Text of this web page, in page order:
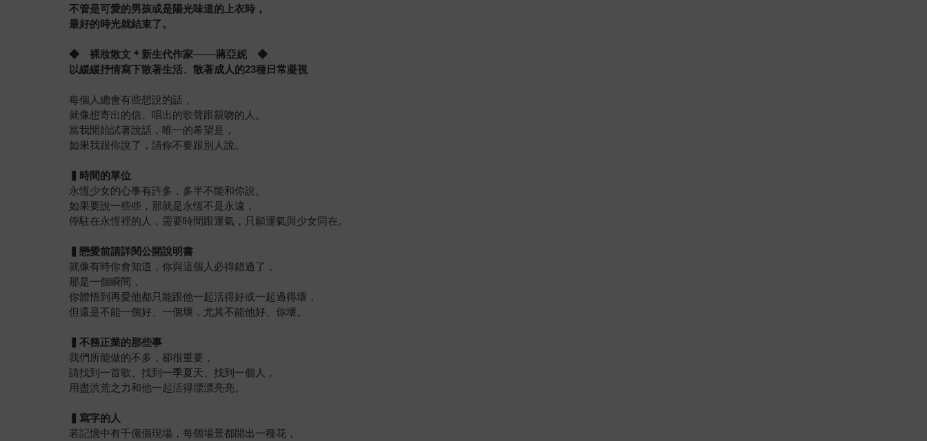
不管是可愛的男孩或是陽光味道的上衣時，
最好的時光就結束了。
◆ 裸妝散文＊新生代作家───蔣亞妮 ◆
以緩緩抒情寫下散著生活、散著成人的23種日常凝視
每個人總會有些想說的話，
就像想寄出的信、唱出的歌聲跟親吻的人。
當我開始試著說話，唯一的希望是，
如果我跟你說了，請你不要跟別人說。
▍時間的單位
永恆少女的心事有許多，多半不能和你說。
如果要說一些些，那就是永恆不是永遠，
停駐在永恆裡的人，需要時間跟運氣，只願運氣與少女同在。
▍戀愛前請詳閱公開說明書
就像有時你會知道，你與這個人必得錯過了，
那是一個瞬間，
你體悟到再愛他都只能跟他一起活得好或一起過得壞，
但還是不能一個好、一個壞，尤其不能他好、你壞。
▍不務正業的那些事
我們所能做的不多，卻很重要，
請找到一首歌、找到一季夏天、找到一個人，
用盡洪荒之力和他一起活得漂漂亮亮。
▍寫字的人
若記憶中有千億個現場，每個場景都開出一種花，